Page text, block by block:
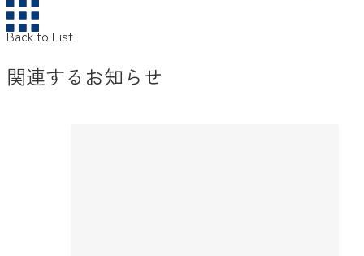
Back to List
関連するお知らせ